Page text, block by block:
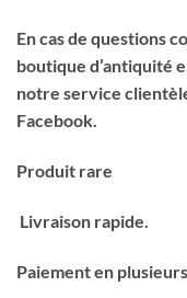
En cas de questions
boutique d’antiquité
notre service
Facebook.
Produit rare
Livraison rapide.
Paiement en